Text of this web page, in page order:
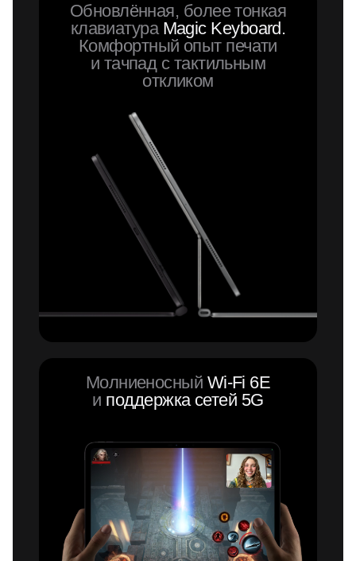
Обновлённая, более тонкая
клавиатураMagic Keyboard.
Комфортный опыт печати
и тачпад с тактильным
откликом
Молниеносный Wi-Fi 6E
и поддержка сетей 5G